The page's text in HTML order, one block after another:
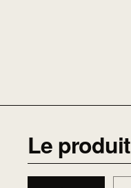
Le produit